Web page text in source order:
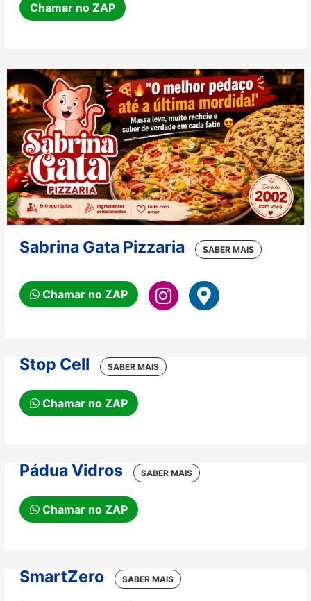
Chamar no ZAP
Sabrina Gata Pizzaria
Chamar no ZAP
Stop Cell
Chamar no ZAP
Pádua Vidros
Chamar no ZAP
SmartZero